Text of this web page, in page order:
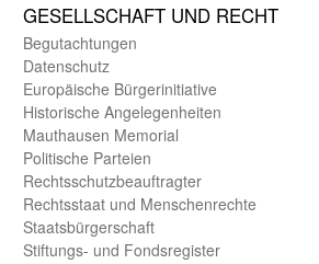
GE­SELL­SCHAFT UND RECHT
Begut­achtungen
Daten­schutz
Europäische Bürger­initiative
Historische Angelegen­heiten
Mauthausen Memorial
Politische Parteien
Rechts­schutz­beauftragter
Rechts­staat und Menschen­rechte
Staats­bürger­schaft
Stiftungs- und Fonds­register